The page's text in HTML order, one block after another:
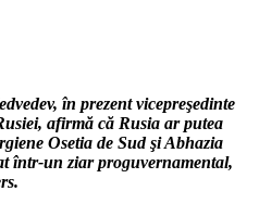
în prezent vicepreşedinte
afirmă că Rusia ar putea
Osetia de Sud şi Abhazia
într-un ziar proguvernamental,